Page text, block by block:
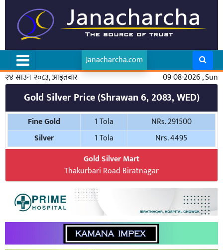
Janacharcha.com
२४ साउन २०८३, आइतबार
09-08-2026 , Sun
Gold Silver Price (Shrawan 6, 2083, WED)
Fine Gold 1 Tola
NRs. 291500
Silver
1 Tola
Nrs. 4495
Gold Silver Mart
Thakurbari Road Biratnagar